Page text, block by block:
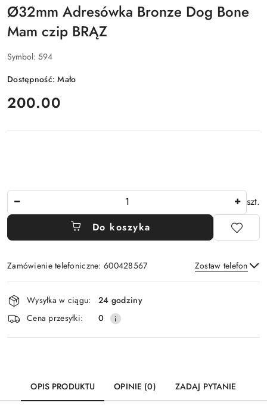
Ø32mm Adresówka Bronze Dog Bone
Mam czip BRĄZ
Symbol: 594
Dostępność:Mało
cena:
200.00
szt.
Do koszyka
Zamówienie telefoniczne: 600428567 Zostaw telefon
Wyślij
Dostępność
i
dostawa
Wysyłka w ciągu:
24 godziny
Cena przesyłki:
0
OPIS PRODUKTU OPINIE (0) ZADAJ PYTANIE